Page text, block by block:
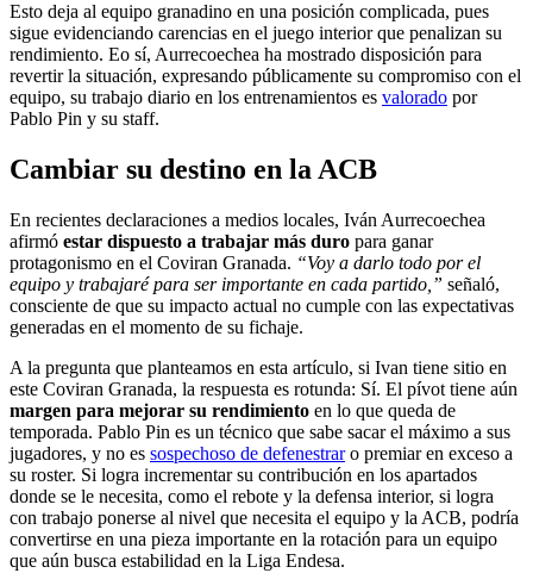
Esto deja al equipo granadino en una posición complicada, pues
sigue evidenciando carencias en el juego interior que penalizan su
rendimiento. Eo sí, Aurrecoechea ha mostrado disposición para
revertir la situación, expresando públicamente su compromiso con el
equipo, su trabajo diario en los entrenamientos es valorado por
Pablo Pin y su staff.
Cambiar su destino en la ACB
En recientes declaraciones a medios locales, Iván Aurrecoechea
afirmó estar dispuesto a trabajar más duro para ganar
protagonismo en el Coviran Granada. “Voy a darlo todo por el
equipo y trabajaré para ser importante en cada partido,” señaló,
consciente de que su impacto actual no cumple con las expectativas
generadas en el momento de su fichaje.
A la pregunta que planteamos en esta artículo, si Ivan tiene sitio en
este Coviran Granada, la respuesta es rotunda: Sí. El pívot tiene aún
margen para mejorar su rendimiento en lo que queda de
temporada. Pablo Pin es un técnico que sabe sacar el máximo a sus
jugadores, y no es sospechoso de defenestraro premiar en exceso a
su roster. Si logra incrementar su contribución en los apartados
donde se le necesita, como el rebote y la defensa interior, si logra
con trabajo ponerse al nivel que necesita el equipo y la ACB, podría
convertirse en una pieza importante en la rotación para un equipo
que aún busca estabilidad en la Liga Endesa.